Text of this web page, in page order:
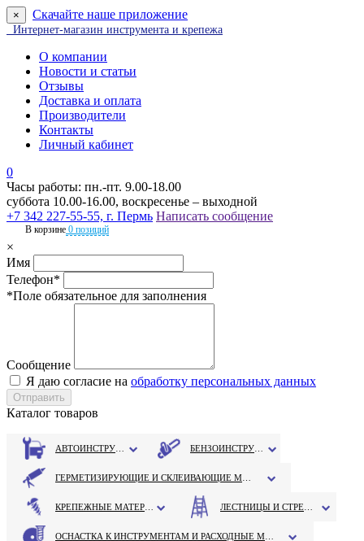
× Скачайте наше приложение
Интернет-магазин инструмента и крепежа
О компании
Новости и статьи
Отзывы
Доставка и оплата
Производители
Контакты
Личный кабинет
0
Часы работы: пн.-пт. 9.00-18.00
суббота 10.00-16.00, воскресенье – выходной
+7 342 227-55-55, г. Пермь Написать сообщение
В корзине 0 позиций
×
Имя
Телефон*
*Поле обязательное для заполнения
Сообщение
Я даю согласие на обработку персональных данных
Каталог товаров